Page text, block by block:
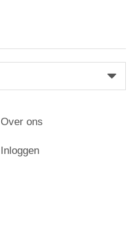
Over ons
Inloggen